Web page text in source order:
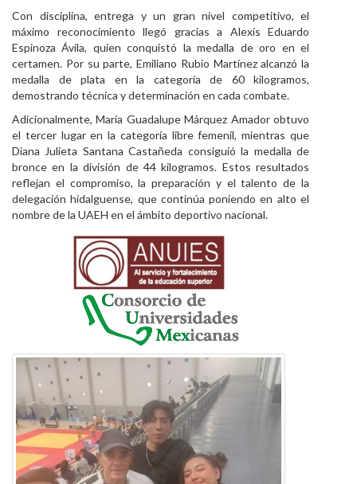
Con disciplina, entrega y un gran nivel competitivo, el
máximo reconocimiento llegó gracias a Alexis Eduardo
Espinoza Ávila, quien conquistó la medalla de oro en el
certamen. Por su parte, Emiliano Rubio Martínez alcanzó la
medalla de plata en la categoría de 60 kilogramos,
demostrando técnica y determinación en cada combate.
Adicionalmente, María Guadalupe Márquez Amador obtuvo
el tercer lugar en la categoría libre femenil, mientras que
Diana Julieta Santana Castañeda consiguió la medalla de
bronce en la división de 44 kilogramos. Estos resultados
reflejan el compromiso, la preparación y el talento de la
delegación hidalguense, que continúa poniendo en alto el
nombre de la UAEH en el ámbito deportivo nacional.